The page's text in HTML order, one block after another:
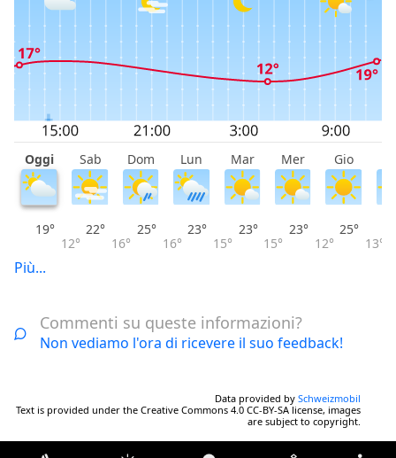
Oggi Sab Dom Lun Mar Mer Gio
19°
12°
22°
16°
25°
16°
23°
15°
23°
15°
23°
12°
25°
13°
Più...
Commenti su queste informazioni?
Non vediamo l'ora di ricevere il suo feedback!
Data provided by Schweizmobil
Text is provided under the Creative Commons 4.0 CC-BY-SA license, images
are subject to copyright.